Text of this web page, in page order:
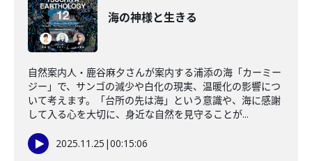
海の神様と生きる
自然案内人・鹿谷麻夕さんが案内する浦添の海「カーミー
ジー」で、サンゴの減少や白化の現実、温暖化の影響につ
いて考えます。「台所の先は海」という意識や、海に感謝
して入る心を大切に、身近な自然を見守ることが...
2025.11.25 |00:15:06